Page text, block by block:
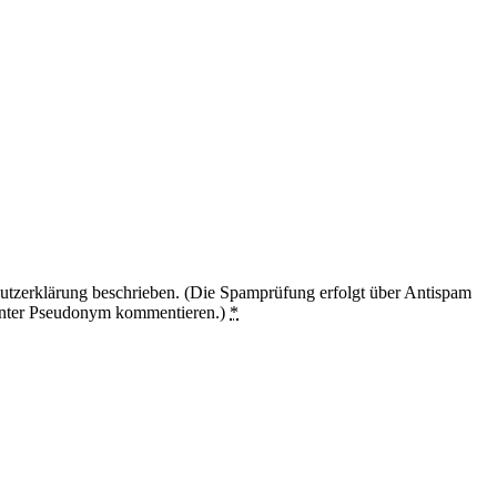
beschrieben. (Die Spamprüfung erfolgt über Antispam
Pseudonym kommentieren.) *